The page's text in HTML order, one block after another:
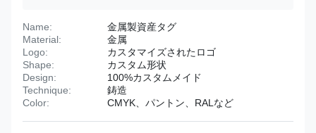
Name:
金属製資産タグ
Material:
金属
Logo:
カスタマイズされたロゴ
Shape:
カスタム形状
Design:
100%カスタムメイド
Technique:
鋳造
Color:
CMYK、パントン、RALなど